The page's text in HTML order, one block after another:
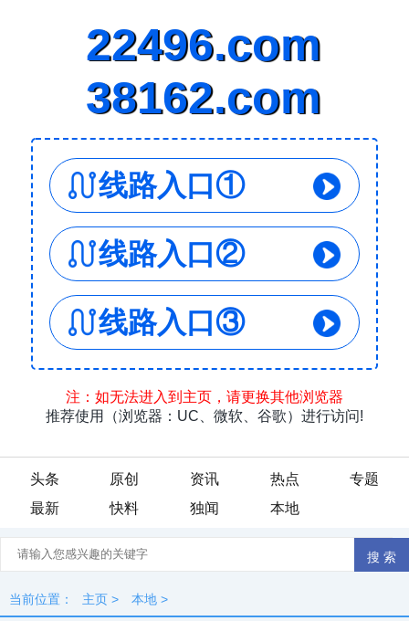
头条 原创 资讯 热点
专题
最新
快料 独闻 本地
当前位置： 主页 > 本地 >